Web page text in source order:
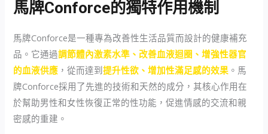
馬牌Conforce的獨特作用機制
馬牌Conforce是一種專為改善性生活品質而設計的健康補充
品。它通過調節體內激素水準、改善血液迴圈、增強性器官
的血液供應 ，從而達到提升性欲、增加性滿足感的效果 。馬
牌Conforce採用了先進的技術和天然的成分，其核心作用在
於幫助男性和女性恢復正常的性功能，促進情感的交流和親
密感的重建。